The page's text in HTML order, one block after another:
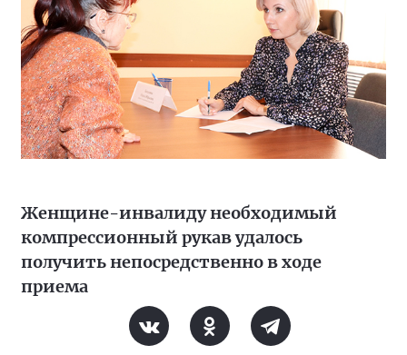
Женщине-инвалиду необходимый
компрессионный рукав удалось
получить непосредственно в ходе
приема